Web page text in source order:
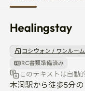
Healingstay
コシウォン / ワンルー
RC書類準備済み
このテキストは自動
木洞駅から徒歩5分